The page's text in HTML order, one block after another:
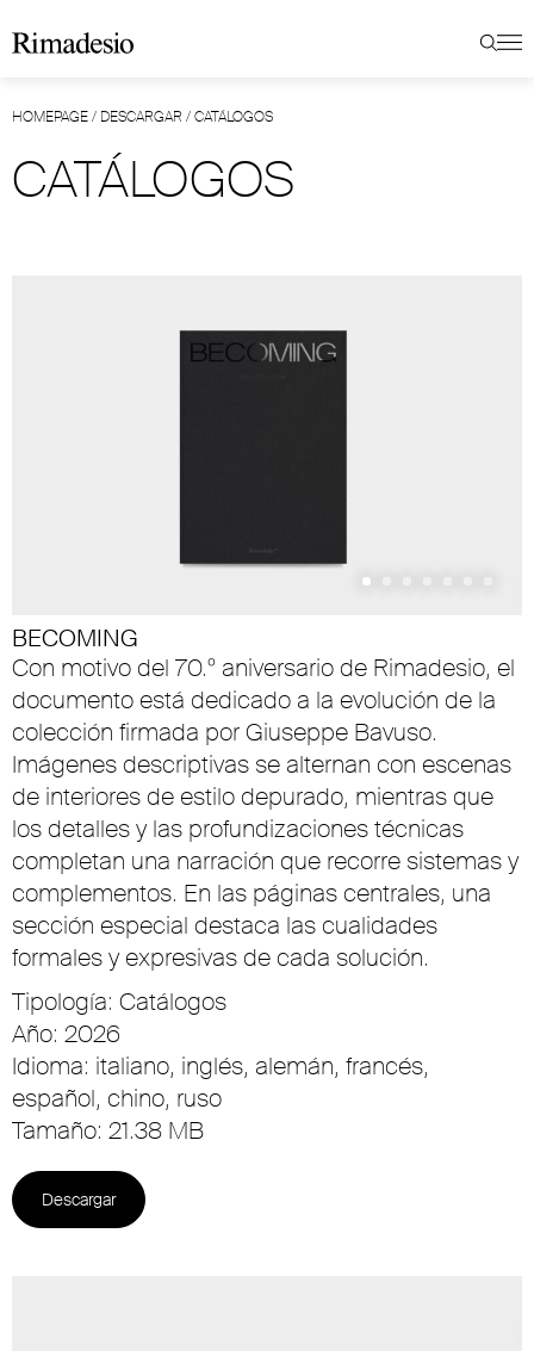
HOMEPAGE/ DESCARGAR /CATÁLOGOS
CATÁLOGOS
BECOMING
Con motivo del 70.º aniversario de Rimadesio, el
documento está dedicado a la evolución de la
colección firmada por Giuseppe Bavuso.
Imágenes descriptivas se alternan con escenas
de interiores de estilo depurado, mientras que
los detalles y las profundizaciones técnicas
completan una narración que recorre sistemas y
complementos. En las páginas centrales, una
sección especial destaca las cualidades
formales y expresivas de cada solución.
Tipología: Catálogos
Año: 2026
Idioma: italiano, inglés, alemán, francés,
español, chino, ruso
Tamaño: 21.38 MB
Descargar